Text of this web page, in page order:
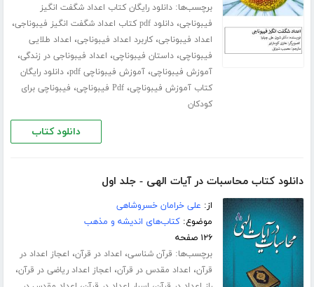
برچسب‌ها:دانلود رایگان کتاب اعداد شگفت انگیز
فیبوناجی،دانلود pdf کتاب اعداد شگفت انگیز فیبوناجی ،
اعداد فیبوناجی،کاربرد اعداد فیبوناجی، اعداد طلایی
فیبوناچی،داستان فیبوناچی، اعداد فیبوناجی در زندگی،
آموزش فیبوناچی،آموزش فیبوناچی pdf ،دانلود رایگان
کتاب آموزش فیبوناچی،Pdf فیبوناچی ، فیبوناچی برای
کودکان
دانلود کتاب
دانلود کتاب محاسبات در آیات الهی - جلد اول
از: علی خرامان خسروشاهی
موضوع:کتاب‌های اندیشه و مذهب
۱۲۶ صفحه
برچسب‌ها: قرآن شناسی، اعداد در قرآن، اعجاز اعداد در
قرآن، اعداد مقدس در قرآن، اعجاز اعداد ریاضی در قرآن،